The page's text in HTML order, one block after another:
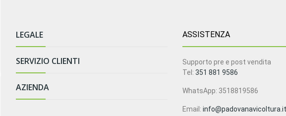
LEGALE
Termini e Condizioni di Vendita
SERVIZIO CLIENTI
Spedizioni e Consegne
AZIENDA
ASSISTENZA
Supporto pre e post vendita
Tel: 351 881 9586
WhatsApp: 3518819586
Email: info@padovanavicoltura.it